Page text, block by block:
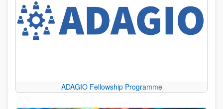
ADAGIO Fellowship Programme